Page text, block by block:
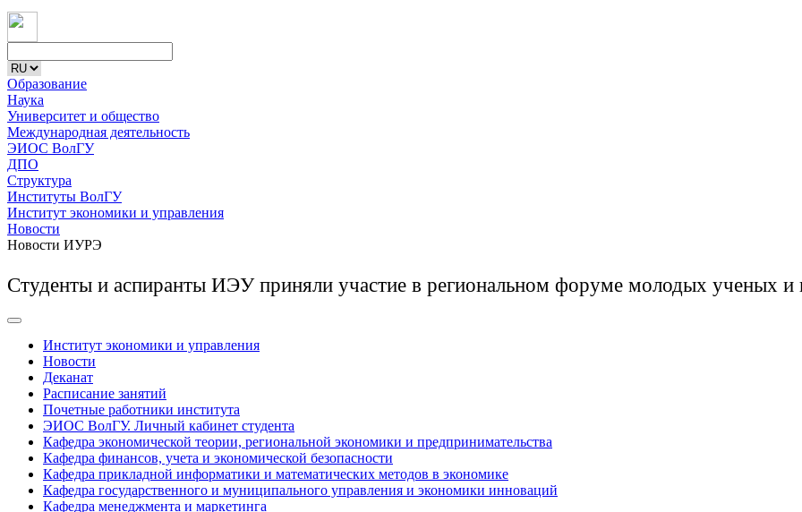
Образование
Наука
Университет и общество
Международная деятельность
ЭИОС ВолГУ
ДПО
Структура
Институты ВолГУ
Институт экономики и управления
Новости
Новости ИУРЭ
Студенты и аспиранты ИЭУ приняли участие в региональном форуме молодых ученых и
Институт экономики и управления
Новости
Деканат
Расписание занятий
Почетные работники института
ЭИОС ВолГУ. Личный кабинет студента
Кафедра экономической теории, региональной экономики и предпринимательства
Кафедра финансов, учета и экономической безопасности
Кафедра прикладной информатики и математических методов в экономике
Кафедра государственного и муниципального управления и экономики инноваций
Кафедра менеджмента и маркетинга